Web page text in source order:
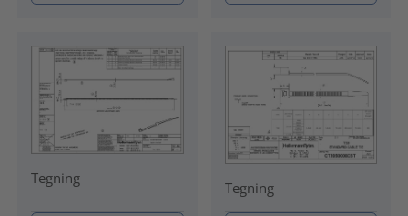
Tegning
Tegning